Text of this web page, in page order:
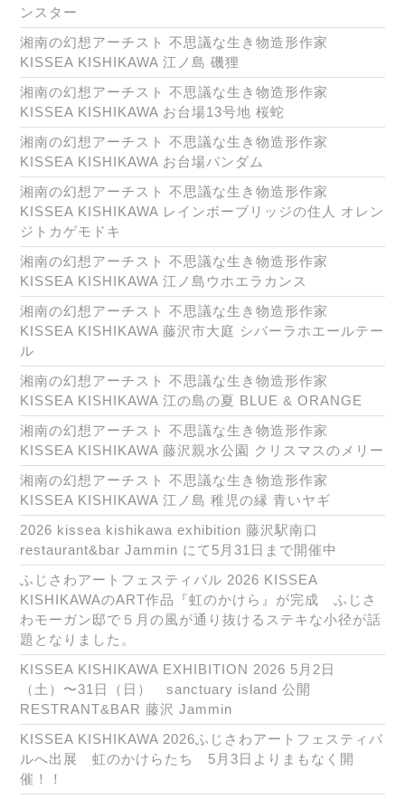
ンスター
湘南の幻想アーチスト 不思議な生き物造形作家
KISSEA KISHIKAWA 江ノ島 磯狸
湘南の幻想アーチスト 不思議な生き物造形作家
KISSEA KISHIKAWA お台場13号地 桜蛇
湘南の幻想アーチスト 不思議な生き物造形作家
KISSEA KISHIKAWA お台場パンダム
湘南の幻想アーチスト 不思議な生き物造形作家
KISSEA KISHIKAWA レインボーブリッジの住人 オレン
ジトカゲモドキ
湘南の幻想アーチスト 不思議な生き物造形作家
KISSEA KISHIKAWA 江ノ島ウホエラカンス
湘南の幻想アーチスト 不思議な生き物造形作家
KISSEA KISHIKAWA 藤沢市大庭 シバーラホエールテー
ル
湘南の幻想アーチスト 不思議な生き物造形作家
KISSEA KISHIKAWA 江の島の夏 BLUE & ORANGE
湘南の幻想アーチスト 不思議な生き物造形作家
KISSEA KISHIKAWA 藤沢親水公園 クリスマスのメリー
湘南の幻想アーチスト 不思議な生き物造形作家
KISSEA KISHIKAWA 江ノ島 稚児の縁 青いヤギ
2026 kissea kishikawa exhibition 藤沢駅南口
restaurant&bar Jammin にて5月31日まで開催中
ふじさわアートフェスティバル 2026 KISSEA
KISHIKAWAのART作品『虹のかけら』が完成 ふじさ
わモーガン邸で５月の風が通り抜けるステキな小径が話
題となりました。
KISSEA KISHIKAWA EXHIBITION 2026 5月2日
（土）〜31日（日） sanctuary island 公開
RESTRANT&BAR 藤沢 Jammin
KISSEA KISHIKAWA 2026ふじさわアートフェスティバ
ルへ出展 虹のかけらたち 5月3日よりまもなく開
催！！